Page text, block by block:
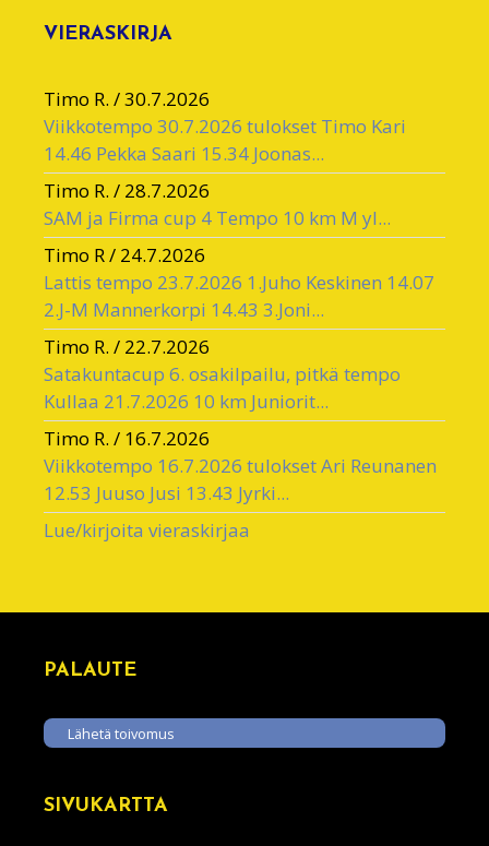
VIERASKIRJA
Timo R. /30.7.2026
Viikkotempo 30.7.2026 tulokset Timo Kari
14.46 Pekka Saari 15.34 Joonas...
Timo R. / 28.7.2026
SAM ja Firma cup 4 Tempo 10 km M yl...
Timo R/ 24.7.2026
Lattis tempo 23.7.2026 1.Juho Keskinen 14.07
2.J-M Mannerkorpi 14.43 3.Joni...
Timo R. / 22.7.2026
Satakuntacup 6. osakilpailu, pitkä tempo
Kullaa 21.7.2026 10 km Juniorit...
Timo R. / 16.7.2026
Viikkotempo 16.7.2026 tulokset Ari Reunanen
12.53 Juuso Jusi 13.43 Jyrki...
Lue/kirjoita vieraskirjaa
PALAUTE
Lähetä toivomus
SIVUKARTTA